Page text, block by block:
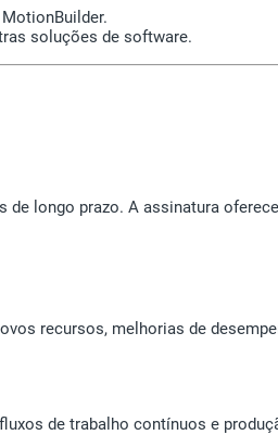
soluções de software.
longo prazo. A assinatura
recursos, melhorias de
de trabalho contínuos e